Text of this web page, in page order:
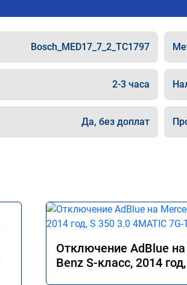
Bosch_MED17_7_2_TC1797
2-3 часа
Да, без доплат
Отключение AdBlue
Benz S-класс, 2014